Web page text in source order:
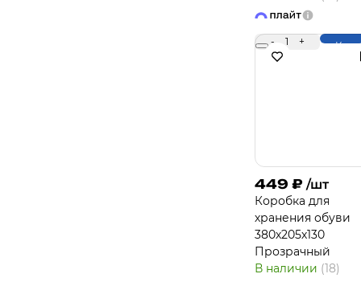
- 1 +
449 ₽ /шт
Коробка для
хранения обуви
380х205х130
Прозрачный
В наличии (18)